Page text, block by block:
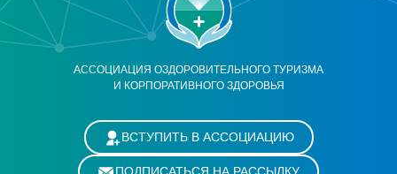
АССОЦИАЦИЯ ОЗДОРОВИТЕЛЬНОГО ТУРИЗМА
И КОРПОРАТИВНОГО ЗДОРОВЬЯ
ВСТУПИТЬ В АССОЦИАЦИЮ